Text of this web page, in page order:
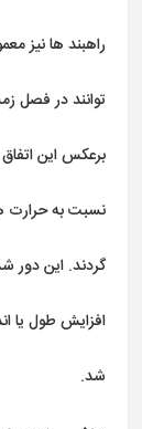
راهبند ها نیز
توانند در فصل
برعکس این
نسبت به حرارت
گردند. این دور
افزایش طول یا
شد.